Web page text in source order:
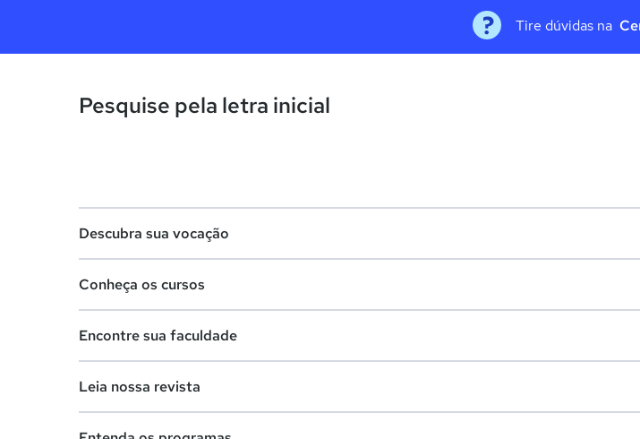
Tire dúvidas na
Pesquise pela letra inicial
Descubra sua vocação
Lista de profissões
Conheça os cursos
Cursos de graduação
Encontre sua faculdade
Leia nossa revista